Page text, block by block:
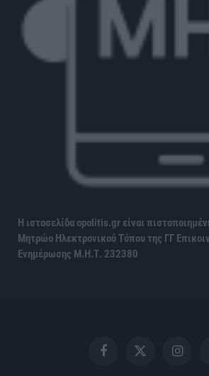
Η ιστοσελίδα opolitis.gr είναι
Μητρώο Ηλεκτρονικού Τύπου της ΓΓ
Ενημέρωσης Μ.Η.Τ. 232380
FacebookX